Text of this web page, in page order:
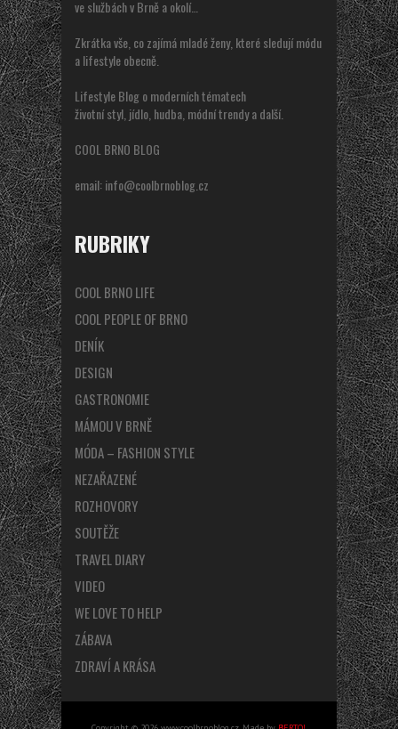
ve službách v Brně a okolí…
Zkrátka vše, co zajímá mladé ženy, které sledují módu
a lifestyle obecně.
Lifestyle Blog o moderních tématech
životní styl, jídlo, hudba, módní trendy a další.
COOL BRNO BLOG
email:info@coolbrnoblog.cz
RUBRIKY
COOL BRNO LIFE
COOL PEOPLE OF BRNO
DENÍK
DESIGN
GASTRONOMIE
MÁMOU V BRNĚ
MÓDA – FASHION STYLE
NEZAŘAZENÉ
ROZHOVORY
SOUTĚŽE
TRAVEL DIARY
VIDEO
WE LOVE TO HELP
ZÁBAVA
ZDRAVÍ A KRÁSA